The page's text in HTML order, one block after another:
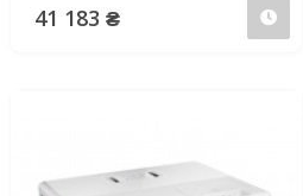
41 183 ₴